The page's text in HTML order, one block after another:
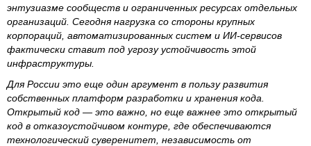
энтузиазме сообществ и ограниченных ресурсах отдельных
организаций. Сегодня нагрузка со стороны крупных
корпораций, автоматизированных систем и ИИ-сервисов
фактически ставит под угрозу устойчивость этой
инфраструктуры.
Для России это еще один аргумент в пользу развития
собственных платформ разработки и хранения кода.
Открытый код — это важно, но еще важнее это открытый
код в отказоустойчивом контуре, где обеспечиваются
технологический суверенитет, независимость от